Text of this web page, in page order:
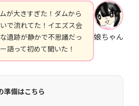
娘ちゃん
が大きすぎた！ダムから
で流れてた！イエズス会
遺跡が静かで不思議だっ
語って初めて聞いた！
準備はこちら